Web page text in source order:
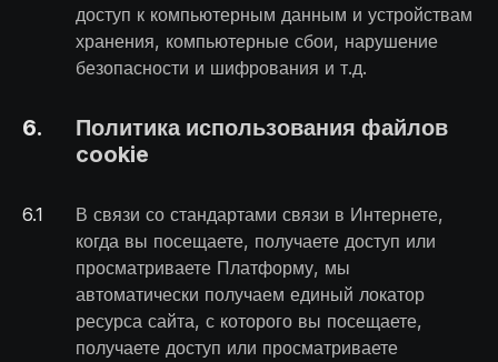
доступ к компьютерным данным и устройствам
хранения, компьютерные сбои, нарушение
безопасности и шифрования и т.д.
6.
Политика использования файлов
cookie
6.1
В связи со стандартами связи в Интернете,
когда вы посещаете, получаете доступ или
просматриваете Платформу, мы
автоматически получаем единый локатор
ресурса сайта, с которого вы посещаете,
получаете доступ или просматриваете